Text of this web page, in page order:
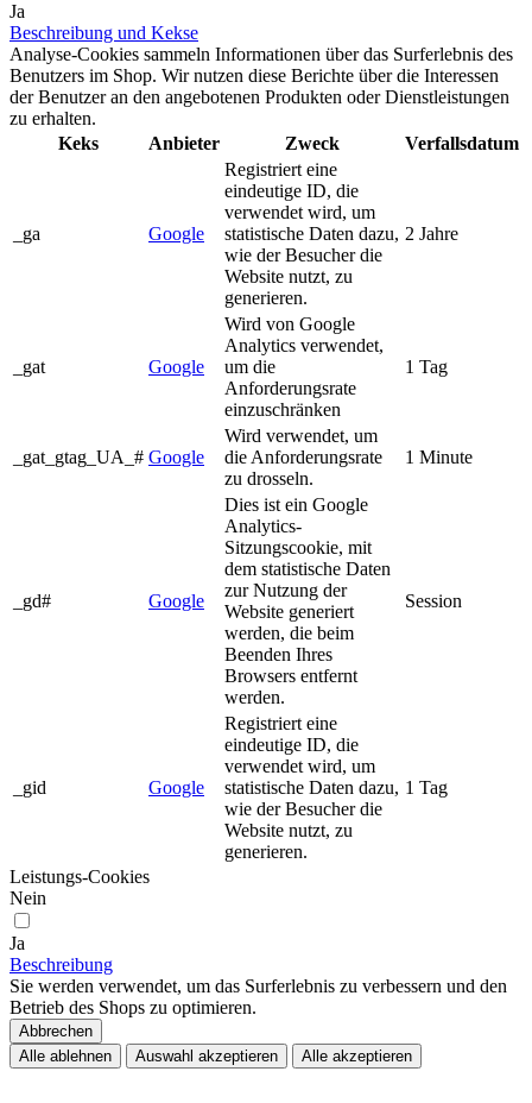
Ja
Beschreibung und Kekse
Analyse-Cookies sammeln Informationen über das Surferlebnis des
Benutzers im Shop. Wir nutzen diese Berichte über die Interessen
der Benutzer an den angebotenen Produkten oder Dienstleistungen
zu erhalten.
Keks
Anbieter Zweck Verfallsdatum
_ga Google
Registriert eine
eindeutige ID, die
verwendet wird, um
statistische Daten dazu,
wie der Besucher die
Website nutzt, zu
generieren.
2 Jahre
_gat Google
Wird von Google
Analytics verwendet,
um die
Anforderungsrate
einzuschränken
1 Tag
_gat_gtag_UA_# Google
Wird verwendet, um
die Anforderungsrate
zu drosseln.
1 Minute
_gd# Google
Dies ist ein Google
Analytics-
Sitzungscookie, mit
dem statistische Daten
zur Nutzung der
Website generiert
werden, die beim
Beenden Ihres
Browsers entfernt
werden.
Session
_gid Google
Registriert eine
eindeutige ID, die
verwendet wird, um
statistische Daten dazu,
wie der Besucher die
Website nutzt, zu
generieren.
1 Tag
Leistungs-Cookies
Nein
Ja
Beschreibung
Sie werden verwendet, um das Surferlebnis zu verbessern und den
Betrieb des Shops zu optimieren.
Abbrechen
Alle ablehnen
Auswahl akzeptieren Alle akzeptieren